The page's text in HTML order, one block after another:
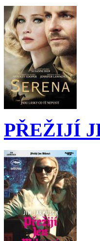
PŘEŽIJÍ